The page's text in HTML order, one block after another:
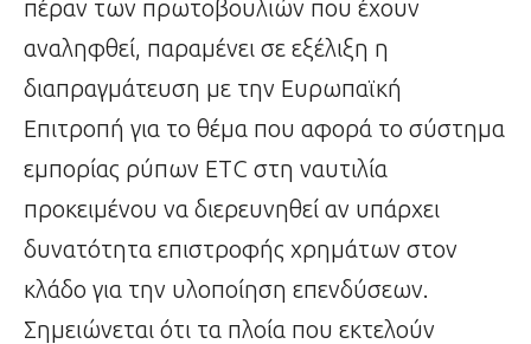
πέραν των πρωτοβουλιών που έχουν
αναληφθεί, παραμένει σε εξέλιξη η
διαπραγμάτευση με την Ευρωπαϊκή
Επιτροπή για το θέμα που αφορά το σύστημα
εμπορίας ρύπων ETC στη ναυτιλία
προκειμένου να διερευνηθεί αν υπάρχει
δυνατότητα επιστροφής χρημάτων στον
κλάδο για την υλοποίηση επενδύσεων.
Σημειώνεται ότι τα πλοία που εκτελούν